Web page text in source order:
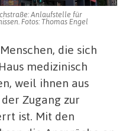
Anlaufstelle für
Fotos: Thomas Engel
die sich
medizinisch
weil ihnen aus
Zugang zur
ist. Mit den